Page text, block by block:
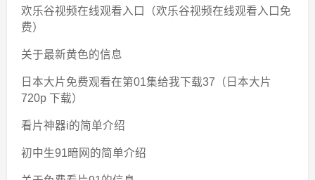
欢乐谷视频在线观看入口（欢乐谷视频在线观看入口免
费）
关于最新黄色的信息
日本大片免费观看在第01集给我下载37（日本大片
720p 下载）
看片神器i的简单介绍
初中生91暗网的简单介绍